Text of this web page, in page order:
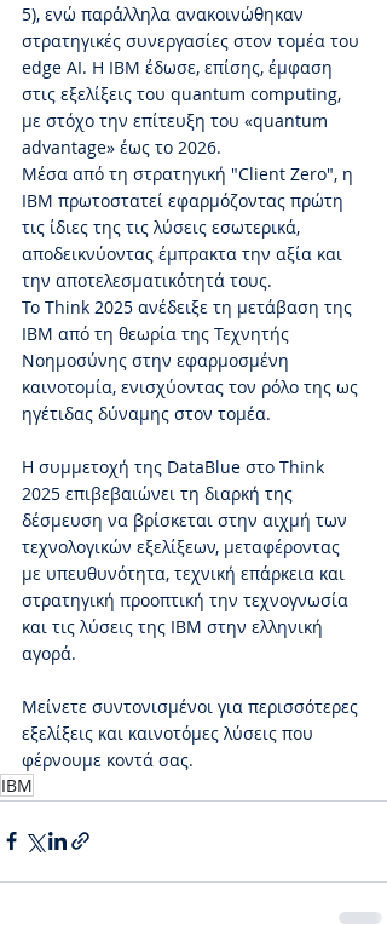
5), ενώ παράλληλα ανακοινώθηκαν
στρατηγικές συνεργασίες στον τομέα του
edge AI. Η IBM έδωσε, επίσης, έμφαση
στις εξελίξεις του quantum computing,
με στόχο την επίτευξη του «quantum
advantage» έως το 2026.
Μέσα από τη στρατηγική "Client Zero", η
IBM πρωτοστατεί εφαρμόζοντας πρώτη
τις ίδιες της τις λύσεις εσωτερικά,
αποδεικνύοντας έμπρακτα την αξία και
την αποτελεσματικότητά τους.
Το Think 2025 ανέδειξε τη μετάβαση της
IBM από τη θεωρία της Τεχνητής
Νοημοσύνης στην εφαρμοσμένη
καινοτομία, ενισχύοντας τον ρόλο της ως
ηγέτιδας δύναμης στον τομέα.
Η συμμετοχή της DataBlue στο Think
2025 επιβεβαιώνει τη διαρκή της
δέσμευση να βρίσκεται στην αιχμή των
τεχνολογικών εξελίξεων, μεταφέροντας
με υπευθυνότητα, τεχνική επάρκεια και
στρατηγική προοπτική την τεχνογνωσία
και τις λύσεις της IBM στην ελληνική
αγορά.
Μείνετε συντονισμένοι για περισσότερες
εξελίξεις και καινοτόμες λύσεις που
φέρνουμε κοντά σας.
IBM